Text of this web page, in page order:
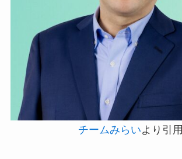
チームみらいより引用